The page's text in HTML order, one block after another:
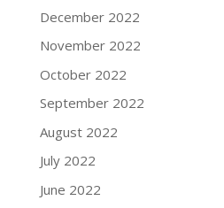
December 2022
November 2022
October 2022
September 2022
August 2022
July 2022
June 2022